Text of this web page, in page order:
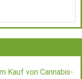
Kauf von Cannabis-